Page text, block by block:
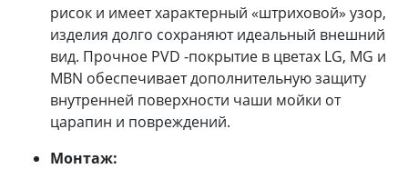
рисок и имеет характерный «штриховой» узор,
изделия долго сохраняют идеальный внешний
вид. Прочное PVD -покрытие в цветах LG, MG и
MBN обеспечивает дополнительную защиту
внутренней поверхности чаши мойки от
царапин и повреждений.
Монтаж: